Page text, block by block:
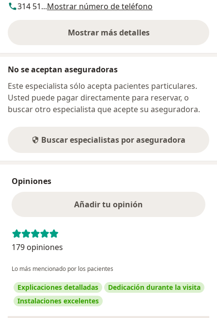
314 51...Mostrar número de teléfono
Mostrar más detalles
sobre la dirección
No se aceptan aseguradoras
Este especialista sólo acepta pacientes particulares.
Usted puede pagar directamente para reservar, o
buscar otro especialista que acepte su aseguradora.
Buscar especialistas por aseguradora
Opiniones
Añadir tu opinión
179 opiniones
Lo más mencionado por los pacientes
Explicaciones detalladas
Dedicación durante la visita
Instalaciones excelentes